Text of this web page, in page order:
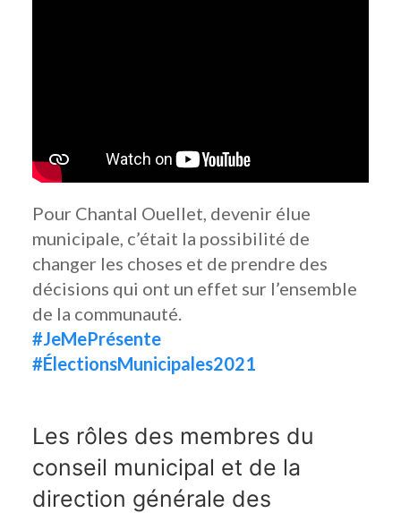
Pour Chantal Ouellet, devenir élue
municipale, c’était la possibilité de
changer les choses et de prendre des
décisions qui ont un effet sur l’ensemble
de la communauté.
#JeMePrésente
#ÉlectionsMunicipales2021
Les rôles des membres du
conseil municipal et de la
direction générale des